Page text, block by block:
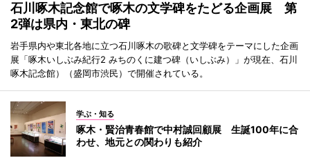
石川啄木記念館で啄木の文学碑をたどる企画展 第
2弾は県内・東北の碑
岩手県内や東北各地に立つ石川啄木の歌碑と文学碑をテーマにした企画
展「啄木いしぶみ紀行2 みちのくに建つ碑（いしぶみ）」が現在、石川
啄木記念館）（盛岡市渋民）で開催されている。
学ぶ・知る
啄木・賢治青春館で中村誠回顧展 生誕100年に合
わせ、地元との関わりも紹介